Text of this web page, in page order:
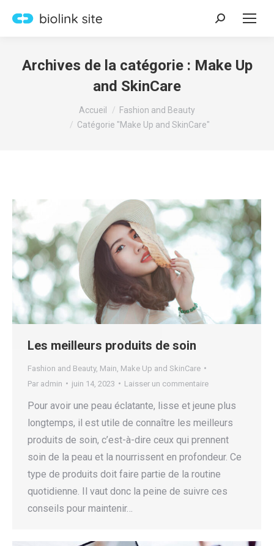
Recherche
Archives de la catégorie : Make Up
and SkinCare
Accueil
Fashion and Beauty
Catégorie "Make Up and SkinCare"
Les meilleurs produits de soin
Fashion and Beauty, Main Make Up and SkinCare
Par admin juin 14, 2023 Laisser un commentaire
Pour avoir une peau éclatante, lisse et jeune plus
longtemps, il est utile de connaître les meilleurs
produits de soin, c’est-à-dire ceux qui prennent
soin de la peau et la nourrissent en profondeur. Ce
type de produits doit faire partie de la routine
quotidienne. Il vaut donc la peine de suivre ces
conseils pour maintenir…